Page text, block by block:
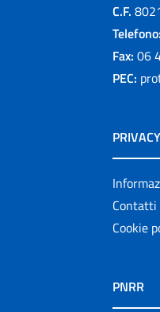
C.F.
Telefono:
Fax: 06
PEC:
PRIVACY
Contatti
Cookie
PNRR